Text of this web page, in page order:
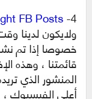
4-
FB Posts
ولايكون لدينا
خصوصا إذا تم
قائمتنا ، وهذه
المنشور الذي
أعلى الفيسبوك